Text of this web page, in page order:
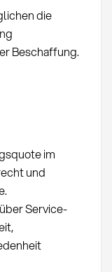
die
Beschaffung.
im
und
Service-